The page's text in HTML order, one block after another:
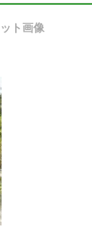
ト画像